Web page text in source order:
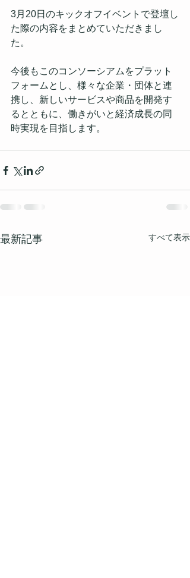
3月20日のキックオフイベントで登壇し
た際の内容をまとめていただきまし
た。
今後もこのコンソーシアムをプラット
フォームとし、様々な企業・団体と連
携し、新しいサービスや商品を開発す
るとともに、働きがいと経済成長の同
時実現を目指します。
最新記事 すべて表示